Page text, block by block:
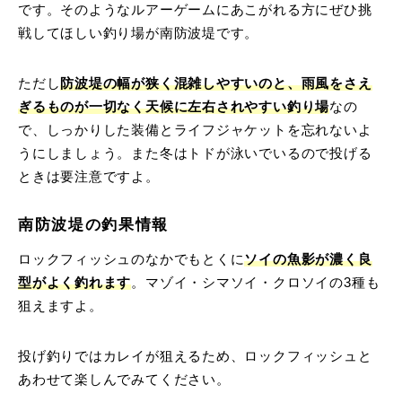
です。そのようなルアーゲームにあこがれる方にぜひ挑
戦してほしい釣り場が南防波堤です。
ただし防波堤の幅が狭く混雑しやすいのと、雨風をさえ
ぎるものが一切なく天候に左右されやすい釣り場なの
で、しっかりした装備とライフジャケットを忘れないよ
うにしましょう。また冬はトドが泳いでいるので投げる
ときは要注意ですよ。
南防波堤の釣果情報
ロックフィッシュのなかでもとくにソイの魚影が濃く良
型がよく釣れます。マゾイ・シマソイ・クロソイの3種も
狙えますよ。
投げ釣りではカレイが狙えるため、ロックフィッシュと
あわせて楽しんでみてください。